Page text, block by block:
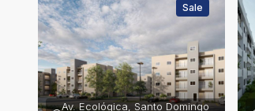
Sale
Av. Ecológica, Santo Domingo